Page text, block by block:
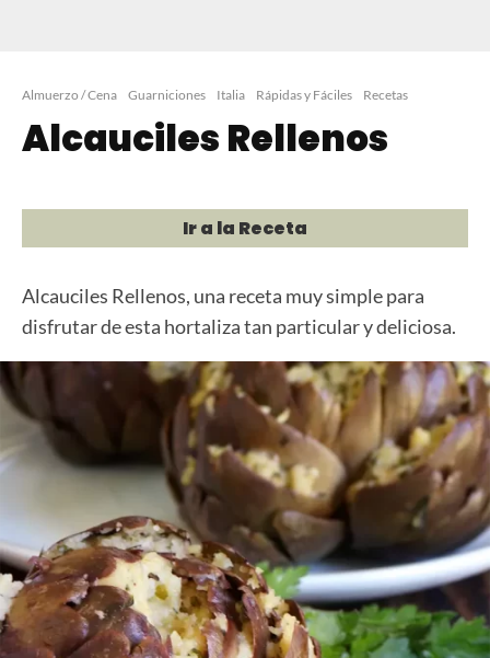
Almuerzo / Cena Guarniciones Italia Rápidas y Fáciles Recetas
Alcauciles Rellenos
Ir a la Receta
Alcauciles Rellenos, una receta muy simple para
disfrutar de esta hortaliza tan particular y deliciosa.